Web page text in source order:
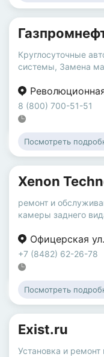
Круглосуточные
системы, Замена
8 (800) 700-51-51
Посмотреть
Xenon
ремонт и
камеры заднего
Офицерская ул.
+7 (8482) 62-26-78
Посмотреть
Exist.ru
Установка и